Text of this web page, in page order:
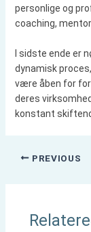
personlige og
coaching,
I sidste ende er
dynamisk
være åben for
deres
konstant
PREVIOUS